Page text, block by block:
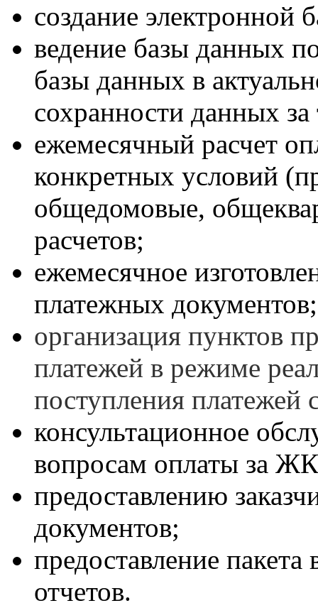
создание электронной
ведение базы данных
базы данных в
сохранности данных
ежемесячный расчет
конкретных условий
общедомовые,
расчетов;
ежемесячное
платежных документов;
организация пунктов
платежей в режиме
поступления платежей
консультационное
вопросам оплаты за
предоставлению
документов;
предоставление
отчетов.